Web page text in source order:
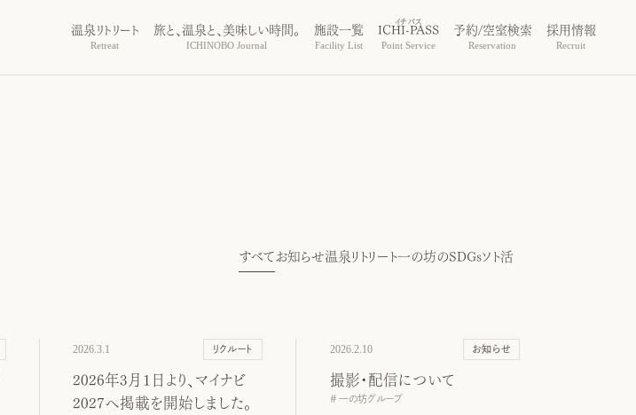
温泉リトリート
Retreat
旅と、温泉と、美味しい時間。
ICHINOBO Journal
施設一覧
Facility List
ICHI-PASS
Point Service
予約/空室検索
Reservation
採用情報
Recruit
すべて お知らせ温泉リトリート一の坊のSDGsソト活
2026.3.1 リクルート
2026年3月1日より、マイナビ
2027へ掲載を開始しました。
2026.2.10 お知らせ
撮影・配信について
一の坊グループ